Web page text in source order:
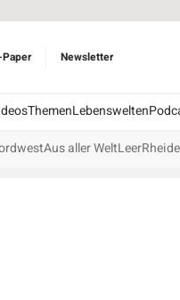
Paper Newsletter
ThemenLebenswelten
Aus aller WeltLeer